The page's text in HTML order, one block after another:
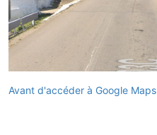
Avant d'accéder à Google Maps